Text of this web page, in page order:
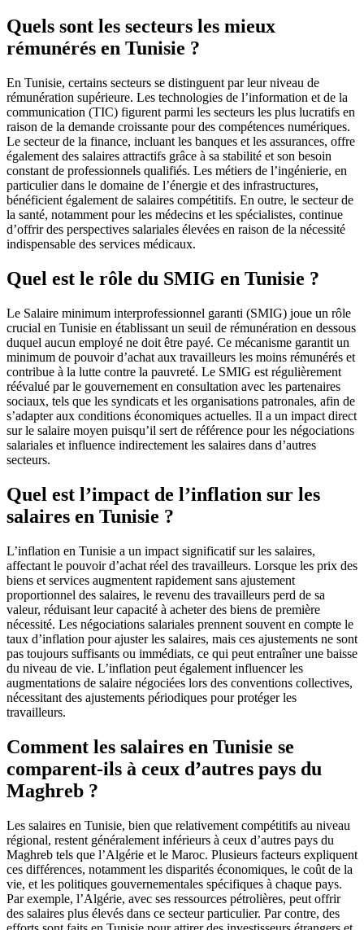
Quels sont les secteurs les mieux
rémunérés en Tunisie ?
En Tunisie, certains secteurs se distinguent par leur niveau de
rémunération supérieure. Les technologies de l’information et de la
communication (TIC) figurent parmi les secteurs les plus lucratifs en
raison de la demande croissante pour des compétences numériques.
Le secteur de la finance, incluant les banques et les assurances, offre
également des salaires attractifs grâce à sa stabilité et son besoin
constant de professionnels qualifiés. Les métiers de l’ingénierie, en
particulier dans le domaine de l’énergie et des infrastructures,
bénéficient également de salaires compétitifs. En outre, le secteur de
la santé, notamment pour les médecins et les spécialistes, continue
d’offrir des perspectives salariales élevées en raison de la nécessité
indispensable des services médicaux.
Quel est le rôle du SMIG en Tunisie ?
Le Salaire minimum interprofessionnel garanti (SMIG) joue un rôle
crucial en Tunisie en établissant un seuil de rémunération en dessous
duquel aucun employé ne doit être payé. Ce mécanisme garantit un
minimum de pouvoir d’achat aux travailleurs les moins rémunérés et
contribue à la lutte contre la pauvreté. Le SMIG est régulièrement
réévalué par le gouvernement en consultation avec les partenaires
sociaux, tels que les syndicats et les organisations patronales, afin de
s’adapter aux conditions économiques actuelles. Il a un impact direct
sur le salaire moyen puisqu’il sert de référence pour les négociations
salariales et influence indirectement les salaires dans d’autres
secteurs.
Quel est l’impact de l’inflation sur les
salaires en Tunisie ?
L’inflation en Tunisie a un impact significatif sur les salaires,
affectant le pouvoir d’achat réel des travailleurs. Lorsque les prix des
biens et services augmentent rapidement sans ajustement
proportionnel des salaires, le revenu des travailleurs perd de sa
valeur, réduisant leur capacité à acheter des biens de première
nécessité. Les négociations salariales prennent souvent en compte le
taux d’inflation pour ajuster les salaires, mais ces ajustements ne sont
pas toujours suffisants ou immédiats, ce qui peut entraîner une baisse
du niveau de vie. L’inflation peut également influencer les
augmentations de salaire négociées lors des conventions collectives,
nécessitant des ajustements périodiques pour protéger les
travailleurs.
Comment les salaires en Tunisie se
comparent-ils à ceux d’autres pays du
Maghreb ?
Les salaires en Tunisie, bien que relativement compétitifs au niveau
régional, restent généralement inférieurs à ceux d’autres pays du
Maghreb tels que l’Algérie et le Maroc. Plusieurs facteurs expliquent
ces différences, notamment les disparités économiques, le coût de la
vie, et les politiques gouvernementales spécifiques à chaque pays.
Par exemple, l’Algérie, avec ses ressources pétrolières, peut offrir
des salaires plus élevés dans ce secteur particulier. Par contre, des